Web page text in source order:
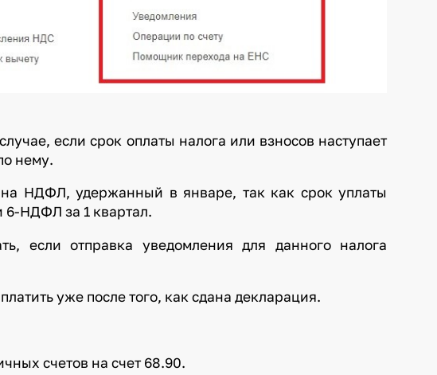
если срок оплаты налога или взносов наступает
нему.
НДФЛ, удержанный в январе, так как срок уплаты
6-НДФЛ за 1 квартал.
если отправка уведомления для данного налога
уже после того, как сдана декларация.
счетов на счет 68.90.